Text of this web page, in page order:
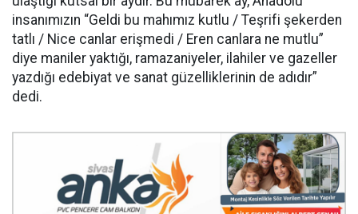
insanımızın “Geldi bu mahımız kutlu / Teşrifi şekerden
tatlı / Nice canlar erişmedi / Eren canlara ne mutlu”
diye maniler yaktığı, ramazaniyeler, ilahiler ve gazeller
yazdığı edebiyat ve sanat güzelliklerinin de adıdır”
dedi.